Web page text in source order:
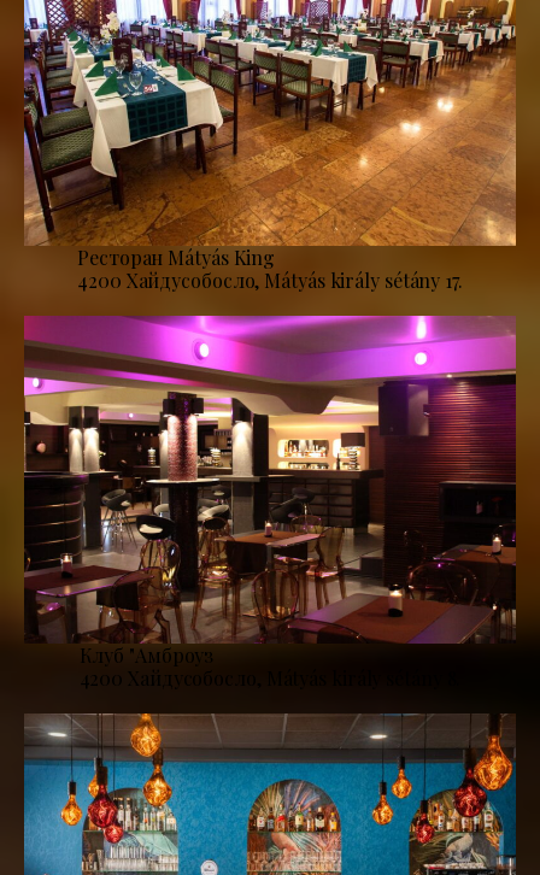
Ресторан Mátyás King
4200 Хайдусобосло, Mátyás király sétány 17.
Клуб "Амброуз
4200 Хайдусобосло, Mátyás király sétány 8.